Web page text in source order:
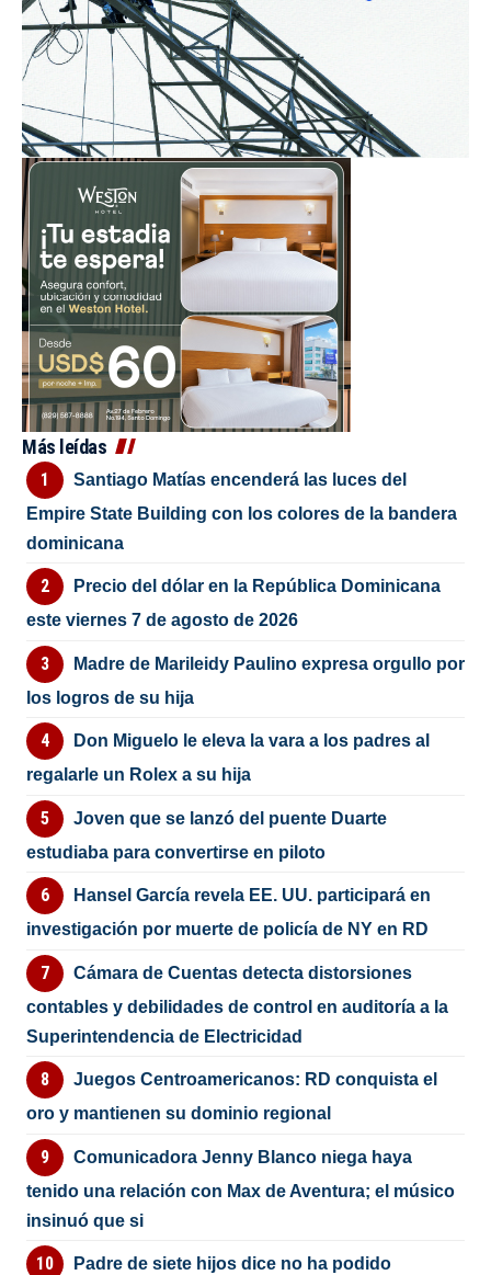
Más leídas
Santiago Matías encenderá las luces del
Empire State Building con los colores de la bandera
dominicana
Precio del dólar en la República Dominicana
este viernes 7 de agosto de 2026
Madre de Marileidy Paulino expresa orgullo por
los logros de su hija
Don Miguelo le eleva la vara a los padres al
regalarle un Rolex a su hija
Joven que se lanzó del puente Duarte
estudiaba para convertirse en piloto
Hansel García revela EE. UU. participará en
investigación por muerte de policía de NY en RD
Cámara de Cuentas detecta distorsiones
contables y debilidades de control en auditoría a la
Superintendencia de Electricidad
Juegos Centroamericanos: RD conquista el
oro y mantienen su dominio regional
Comunicadora Jenny Blanco niega haya
tenido una relación con Max de Aventura; el músico
insinuó que si
Padre de siete hijos dice no ha podido